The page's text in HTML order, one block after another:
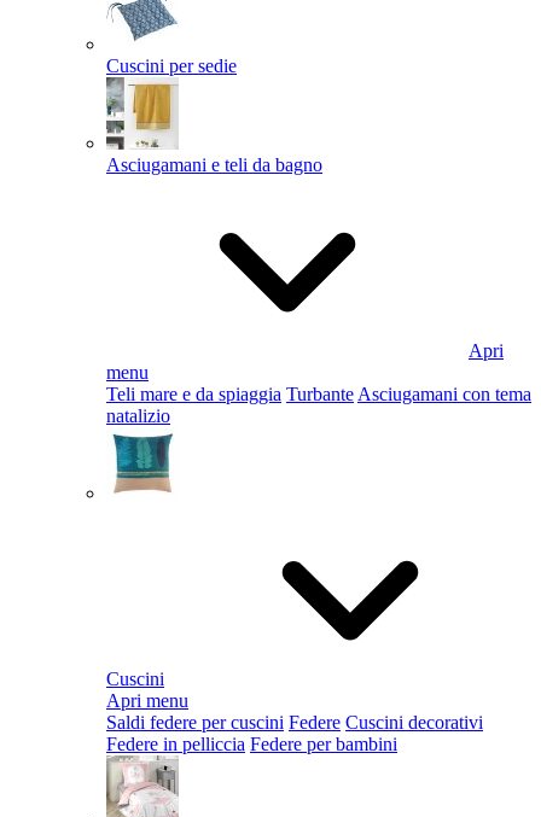
Cuscini per sedie
Asciugamani e teli da bagno
Apri
menu
Teli mare e da spiaggia Turbante Asciugamani con tema
natalizio
Cuscini
Apri menu
Saldi federe per cuscini Federe Cuscini decorativi
Federe in pelliccia Federe per bambini